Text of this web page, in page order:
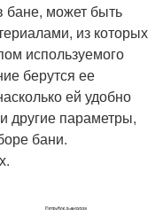
бане, может быть
из которых
используемого
берутся ее
ей удобно
другие параметры,
бани.